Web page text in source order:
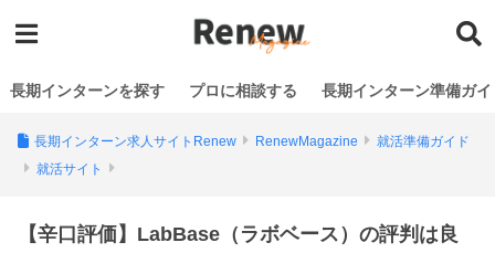
長期インターンを探す プロに相談する 長期インターン準備ガイ
長期インターン求人サイトRenew RenewMagazine
就活準備ガイド
就活サイト
【辛口評価】LabBase（ラボベース）の評判は良